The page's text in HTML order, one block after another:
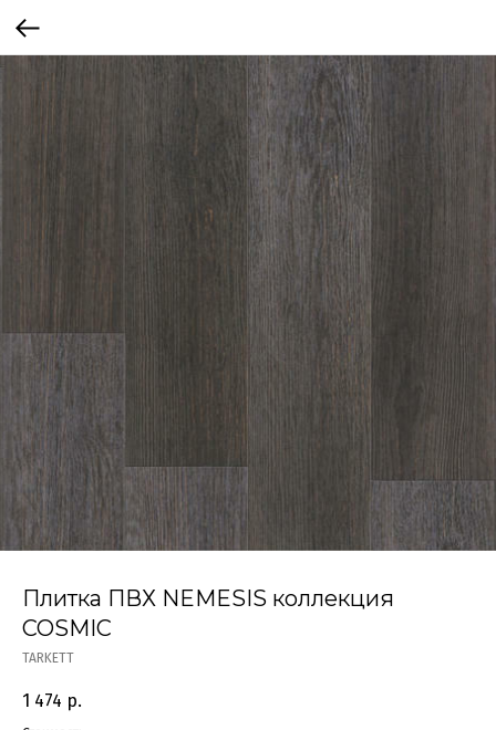
Плитка ПВХ NEMESIS коллекция
COSMIC
TARKETT
1 474 р.